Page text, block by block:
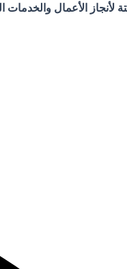
لأنجاز الأعمال